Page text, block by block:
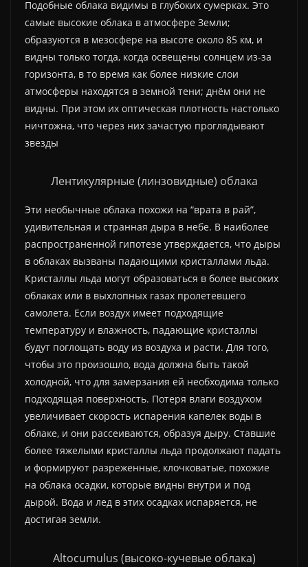
Подобные облака видимы в глубоких сумерках. Это
самые высокие облака в атмосфере Земли;
образуются в мезосфере на высоте около 85 км, и
видны только тогда, когда освещены солнцем из-за
горизонта, в то время как более низкие слои
атмосферы находятся в земной тени; днём они не
видны. При этом их оптическая плотность настолько
ничтожна, что через них зачастую проглядывают
звезды
Лентикулярные (линзовидные) облака
Эти необычные облака похожи на “врата в рай”,
удивительная и странная дыра в небе. В наиболее
распространенной гипотезе утверждается, что дыры
в облаках вызваны падающими кристаллами льда.
Кристаллы льда могут образоваться в более высоких
облаках или в выхлопных газах пролетевшего
самолета. Если воздух имеет подходящие
температуру и влажность, падающие кристаллы
будут поглощать воду из воздуха и расти. Для того,
чтобы это произошло, вода должна быть такой
холодной, что для замерзания ей необходима только
подходящая поверхность. Потеря влаги воздухом
увеличивает скорость испарения капелек воды в
облаке, и они рассеиваются, образуя дыру. Ставшие
более тяжелыми кристаллы льда продолжают падать
и формируют разреженные, клочковатые, похожие
на облака осадки, которые видны внутри и под
дырой. Вода и лед в этих осадках испаряется, не
достигая земли.
Altocumulus (высоко-кучевые облака)